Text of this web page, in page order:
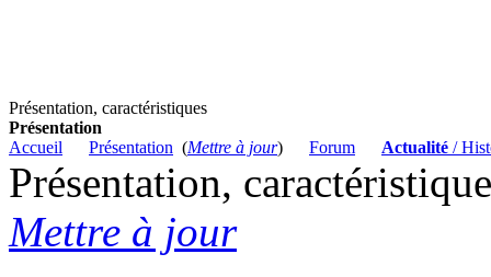
Présentation, caractéristiques
Présentation
Accueil
Présentation (Mettre à jour) Forum Actualité /
Présentation,
Mettre à jour